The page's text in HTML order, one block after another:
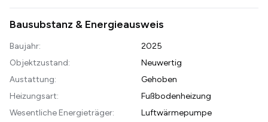
Bausubstanz & Energieausweis
Baujahr:
2025
Objektzustand:
Neuwertig
Austattung:
Gehoben
Heizungsart:
Fußbodenheizung
Wesentliche Energieträger:
Luftwärmepumpe